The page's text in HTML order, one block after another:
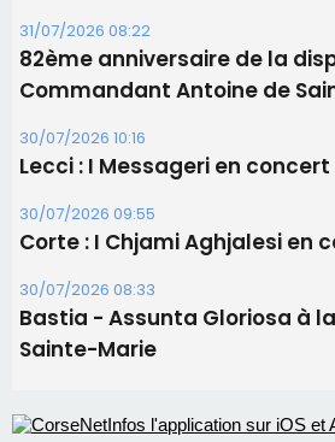
31/07/2026 08:22
82ème anniversaire de la
Commandant Antoine de
30/07/2026 10:16
Lecci : I Messageri en
30/07/2026 09:55
Corte : I Chjami Aghjalesi en
30/07/2026 08:33
Bastia - Assunta Gloriosa à
Sainte-Marie